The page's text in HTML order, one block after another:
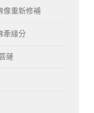
像重新修補
牽緣分
薩